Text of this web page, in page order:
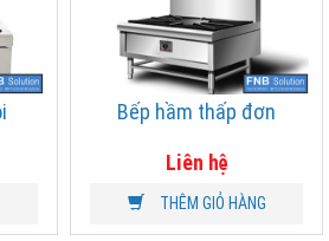
Bếp hầm thấp đơn
Liên hệ
THÊM GIỎ HÀNG